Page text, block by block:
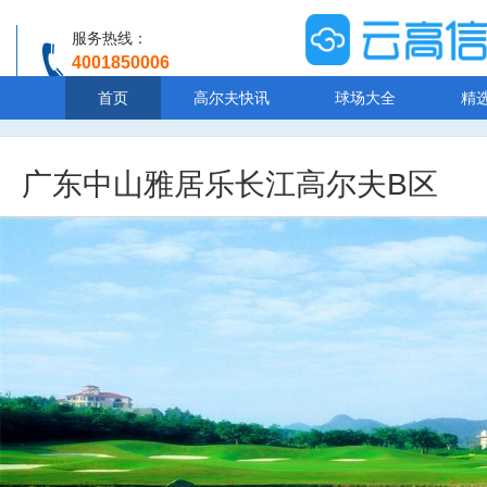
服务热线：
4001850006
首页 高尔夫快讯 球场大全 精
广东中山雅居乐长江高尔夫B区